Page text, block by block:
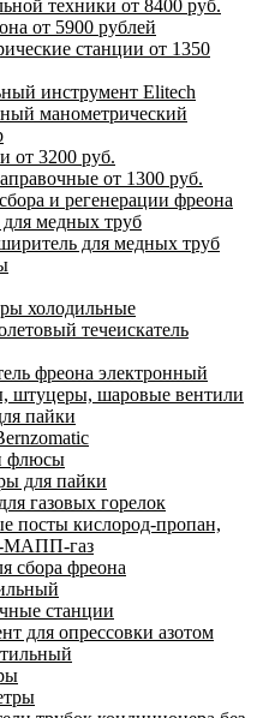
техники от 8400 руб.
от 5900 рублей
станции от 1350
инструмент Elitech
манометрический
от 3200 руб.
от 1300 руб.
и регенерации фреона
медных труб
для медных труб
холодильные
течеискатель
фреона электронный
штуцеры, шаровые вентили
пайки
флюсы
для пайки
газовых горелок
посты кислород-пропан,
МАПП-газ
сбора фреона
станции
для опрессовки азотом